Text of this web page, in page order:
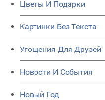
Цветы И Подарки
Картинки Без Текста
Угощения Для Друзей
Новости И События
Новый Год